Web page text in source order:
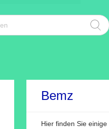
Bemz
Hier finden Sie